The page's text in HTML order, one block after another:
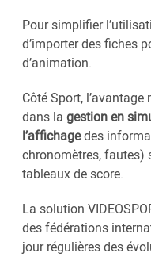
Pour simplifier
d’importer des fiches
d’animation.
Côté Sport, l’avantage
dans la gestion en
l’affichagedes
chronomètres, fautes)
tableaux de score.
La solution
des fédérations
jour régulières des